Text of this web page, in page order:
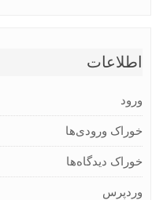
اطلاعات
ورود
خوراک ورودی‌ها
خوراک دیدگاه‌ها
وردپرس